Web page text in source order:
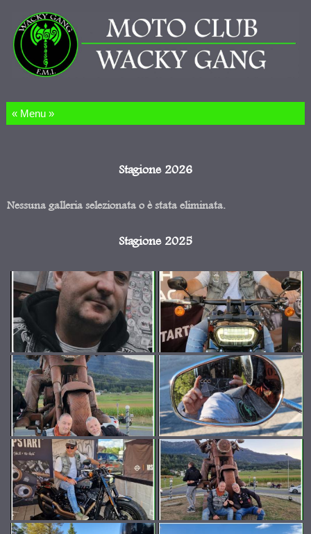
Salta al contenuto
Stagione 2026
Nessuna galleria selezionata o è stata eliminata.
Stagione 2025